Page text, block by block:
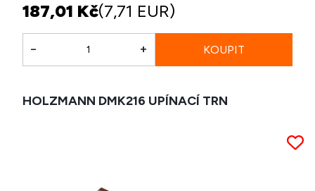
187,01 Kč(7,71 EUR)
- +
HOLZMANN DMK216 UPÍNACÍ TRN